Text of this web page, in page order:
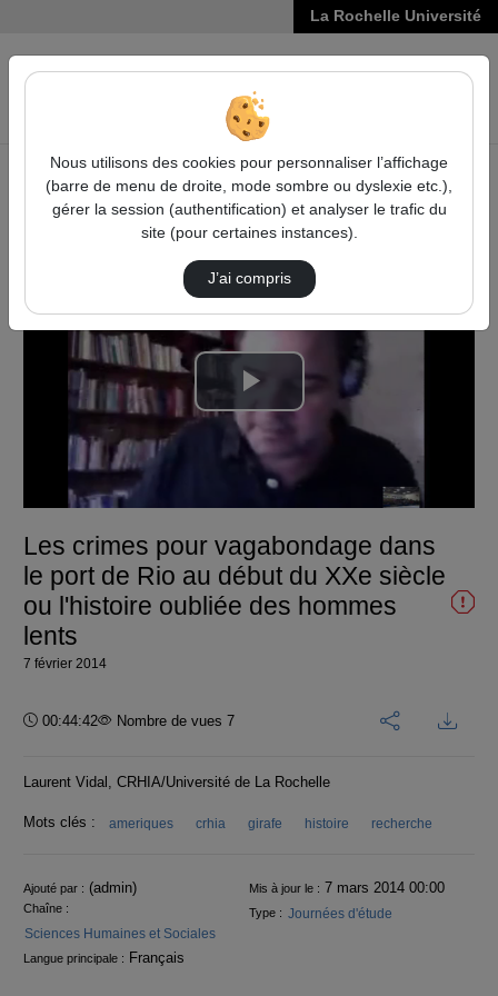
La Rochelle Université
VIDÉOS
Accueil
Vidéos
Les crimes pour vagabondage dans le port de …
Lire
la
vidéo
Les crimes pour vagabondage dans
le port de Rio au début du XXe siècle
ou l'histoire oubliée des hommes
lents
7 février 2014
Durée :
00:44:42 Nombre de vues 7
Laurent Vidal, CRHIA/Université de La Rochelle
Mots clés : ameriques crhia girafe histoire recherche
Informations
Ajouté par : (admin) Mis à jour le : 7 mars 2014 00:00
Chaîne :
Sciences Humaines et Sociales
Type : Journées d'étude
Langue principale : Français
Nous utilisons des cookies pour personnaliser l’affichage
(barre de menu de droite, mode sombre ou dyslexie etc.),
gérer la session (authentification) et analyser le trafic du
site (pour certaines instances).
J’ai compris